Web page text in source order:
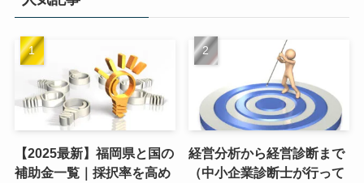
【2025最新】福岡県と国の
補助金一覧｜採択率を高め
経営分析から経営診断まで
（中小企業診断士が行って